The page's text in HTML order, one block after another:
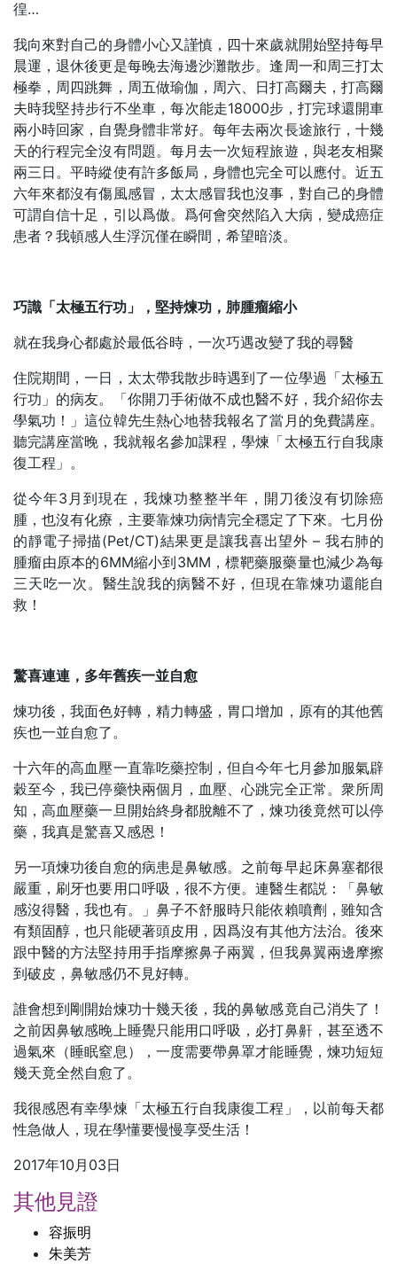
徨…
我向來對自己的身體小心又謹慎，四十來歲就開始堅持每早
晨運，退休後更是每晚去海邊沙灘散步。逢周一和周三打太
極拳，周四跳舞，周五做瑜伽，周六、日打高爾夫，打高爾
夫時我堅持步行不坐車，每次能走18000步，打完球還開車
兩小時回家，自覺身體非常好。每年去兩次長途旅行，十幾
天的行程完全沒有問題。每月去一次短程旅遊，與老友相聚
兩三日。平時縱使有許多飯局，身體也完全可以應付。近五
六年來都沒有傷風感冒，太太感冒我也沒事，對自己的身體
可謂自信十足，引以爲傲。爲何會突然陷入大病，變成癌症
患者？我頓感人生浮沉僅在瞬間，希望暗淡。
巧識「太極五行功」，堅持煉功，肺腫瘤縮小
就在我身心都處於最低谷時，一次巧遇改變了我的尋醫
住院期間，一日，太太帶我散步時遇到了一位學過「太極五
行功」的病友。「你開刀手術做不成也醫不好，我介紹你去
學氣功！」這位韓先生熱心地替我報名了當月的免費講座。
聽完講座當晚，我就報名參加課程，學煉「太極五行自我康
復工程」。
從今年3月到現在，我煉功整整半年，開刀後沒有切除癌
腫，也沒有化療，主要靠煉功病情完全穩定了下來。七月份
的靜電子掃描(Pet/CT)結果更是讓我喜出望外 – 我右肺的
腫瘤由原本的6MM縮小到3MM，標靶藥服藥量也減少為每
三天吃一次。醫生說我的病醫不好，但現在靠煉功還能自
救！
驚喜連連，多年舊疾一並自愈
煉功後，我面色好轉，精力轉盛，胃口增加，原有的其他舊
疾也一並自愈了。
十六年的高血壓一直靠吃藥控制，但自今年七月參加服氣辟
穀至今，我已停藥快兩個月，血壓、心跳完全正常。衆所周
知，高血壓藥一旦開始終身都脫離不了，煉功後竟然可以停
藥，我真是驚喜又感恩！
另一項煉功後自愈的病患是鼻敏感。之前每早起床鼻塞都很
嚴重，刷牙也要用口呼吸，很不方便。連醫生都説：「鼻敏
感沒得醫，我也有。」鼻子不舒服時只能依賴噴劑，雖知含
有類固醇，也只能硬著頭皮用，因爲沒有其他方法治。後來
跟中醫的方法堅持用手指摩擦鼻子兩翼，但我鼻翼兩邊摩擦
到破皮，鼻敏感仍不見好轉。
誰會想到剛開始煉功十幾天後，我的鼻敏感竟自己消失了！
之前因鼻敏感晚上睡覺只能用口呼吸，必打鼻鼾，甚至透不
過氣來（睡眠窒息），一度需要帶鼻罩才能睡覺，煉功短短
幾天竟全然自愈了。
我很感恩有幸學煉「太極五行自我康復工程」，以前每天都
性急做人，現在學懂要慢慢享受生活！
2017年10月03日
其他見證
容振明
朱美芳